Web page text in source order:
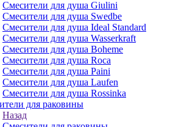
Смесители для душа Giulini
Смесители для душа Swedbe
Смесители для душа Ideal Standard
Смесители для душа Wasserkraft
Смесители для душа Boheme
Смесители для душа Roca
Смесители для душа Paini
Смесители для душа Laufen
Смесители для душа Rossinka
для раковины
Назад